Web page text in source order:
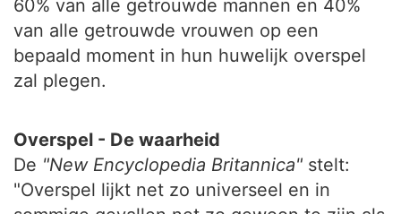
60% van alle getrouwde mannen en 40%
van alle getrouwde vrouwen op een
bepaald moment in hun huwelijk overspel
zal plegen.
Overspel - De waarheid
De "New Encyclopedia Britannica" stelt:
"Overspel lijkt net zo universeel en in